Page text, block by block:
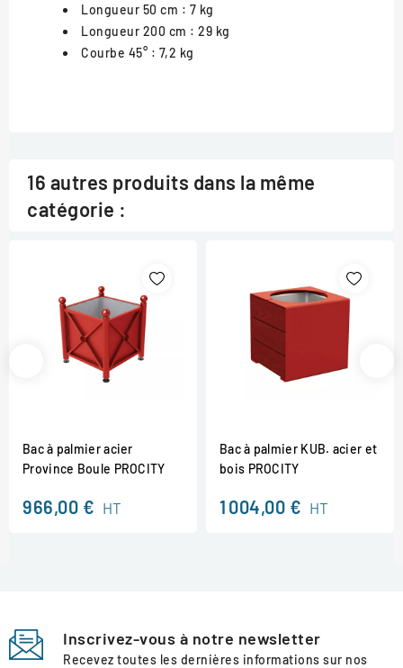
Longueur 50 cm : 7 kg
Longueur 200 cm : 29 kg
Courbe 45° : 7,2 kg
16 autres produits dans la même
catégorie :
Bac à palmier acier
Province Boule PROCITY
966,00 € HT
Bac à palmier KUB. acier et
bois PROCITY
1 004,00 € HT
Inscrivez-vous à notre newsletter
Recevez toutes les dernières informations sur nos